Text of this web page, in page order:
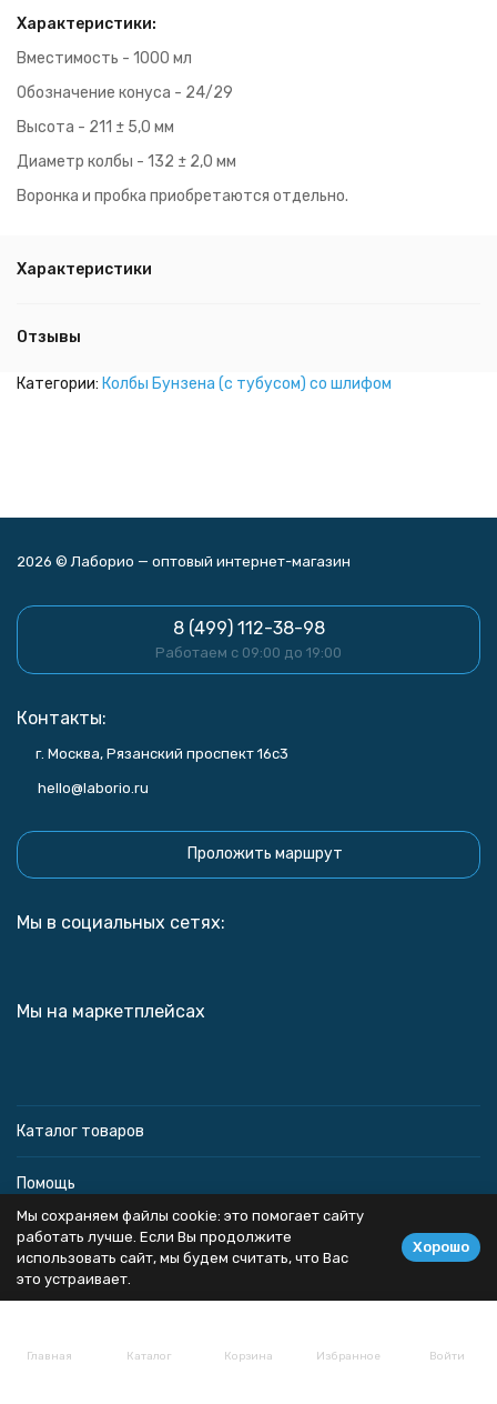
Характеристики:
Вместимость - 1000 мл
Обозначение конуса - 24/29
Высота - 211 ± 5,0 мм
Диаметр колбы - 132 ± 2,0 мм
Воронка и пробка приобретаются отдельно.
Характеристики
Отзывы
Категории: Колбы Бунзена (с тубусом) со шлифом
Главная Каталог Корзина Избранное Войти
2026 © Лаборио — оптовый интернет-магазин
8 (499) 112-38-98
Работаем с 09:00 до 19:00
Контакты:
г. Москва, Рязанский проспект 16с3
hello@laborio.ru
Проложить маршрут
Мы в социальных сетях:
Мы на маркетплейсах
Каталог товаров
Помощь
Информация
Политика персональных данных
Мы сохраняем файлы cookie: это помогает сайту
работать лучше. Если Вы продолжите
использовать сайт, мы будем считать, что Вас
это устраивает.
Хорошо